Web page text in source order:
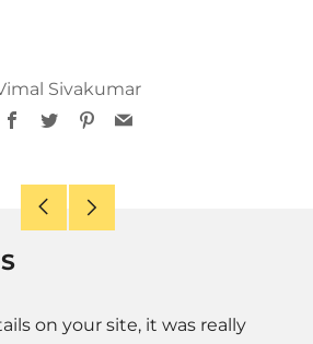
Sivakumar
Facebook
TwitterPinterest
Email
Older
on your site, it was really